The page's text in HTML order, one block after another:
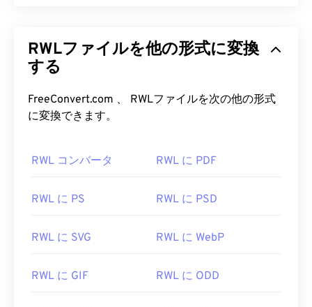
RWLファイルを他の形式に変換
する
FreeConvert.com 、 RWLファイルを次の他の形式
に変換できます。
RWL コンバータ RWL に PDF
RWL に PS RWL に PSD
RWL に SVG RWL に WebP
RWL に GIF RWL に ODD